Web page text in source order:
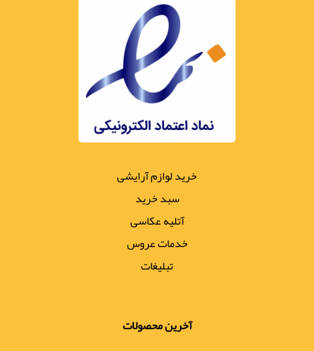
خرید لوازم آرایشی
سبد خرید
آتلیه عکاسی
خدمات عروس
تبلیغات
آخرین محصولات